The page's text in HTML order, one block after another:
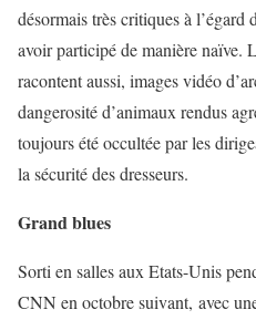
désormais très critiques à l’égard
avoir participé de manière naïve.
racontent aussi, images vidéo
dangerosité d’animaux rendus
toujours été occultée par les
la sécurité des dresseurs.
Grand blues
Sorti en salles aux Etats-Unis
CNN en octobre suivant, avec